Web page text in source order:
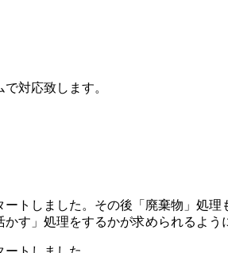
対応致します。
トしました。その後「廃棄物」処
す」処理をするかが求められるよう